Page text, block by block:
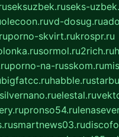
seksuzbek.ruseks-
olecoon.ruvd-dosug.ru
porno-skvirt.rukrospr.ru
sormol.ru2rich.ru
porno-na-russkom.ru
bigfatcc.ruhabble.ru
silvernano.ruelestal.ru
pronso54.ru
smartnews03.ru